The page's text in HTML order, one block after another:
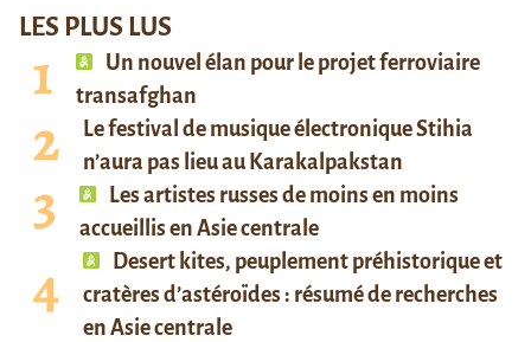
LES PLUS LUS
Un nouvel élan pour le projet ferroviaire
transafghan
Le festival de musique électronique Stihia
n’aura pas lieu au Karakalpakstan
Les artistes russes de moins en moins
accueillis en Asie centrale
Desert kites, peuplement préhistorique et
cratères d’astéroïdes : résumé de recherches
en Asie centrale